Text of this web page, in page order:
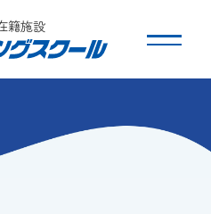
籍施設